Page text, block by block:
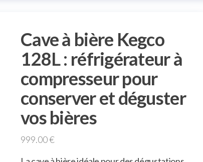
Cave à bière Kegco
128L : réfrigérateur à
compresseur pour
conserver et déguster
vos bières
999.00€